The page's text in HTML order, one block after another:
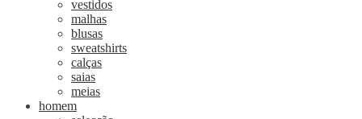
vestidos
malhas
blusas
sweatshirts
calças
saias
meias
homem